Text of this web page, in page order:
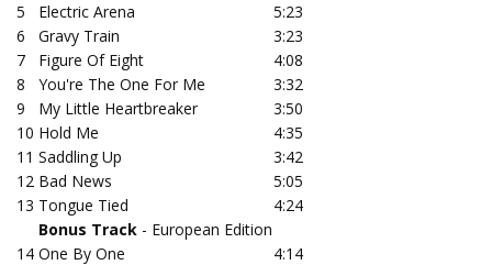
5
Electric Arena
5:23
6
Gravy Train
3:23
7
Figure Of Eight
4:08
8
You're The One For Me
3:32
9
My Little Heartbreaker
3:50
10 Hold Me
4:35
11 Saddling Up
3:42
12 Bad News
5:05
13 Tongue Tied
4:24
Bonus Track - European Edition
14 One By One 4:14